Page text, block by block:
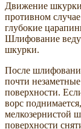
Движение
противном
глубокие
Шлифование
шкурки.
После
почти
поверхности.
ворс
мелкозернистой
поверхности